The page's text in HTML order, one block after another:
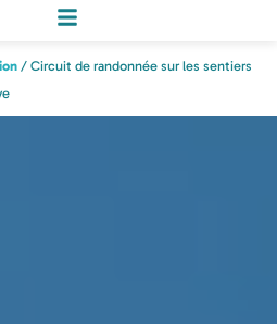
/ Circuit de randonnée sur les sentiers